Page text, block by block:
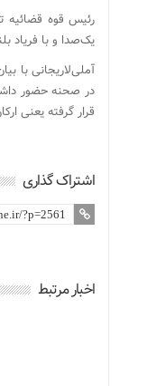
رئیس قوه قضائیه
یک‌صدا و با فریاد
آملی‌لاریجانی
در صحنه حضور
قرار گرفته یعنی
اشتراک گذاری
اخبار مرتبط